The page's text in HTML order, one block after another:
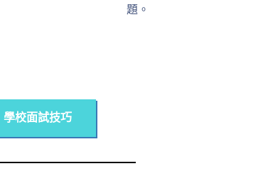
題。
學校面試技巧